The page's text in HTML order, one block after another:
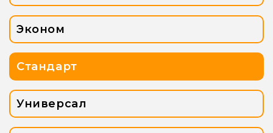
Эконом
Стандарт
Универсал